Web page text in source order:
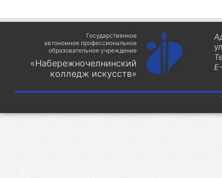
Государственное
автономное профессиональное
образовательное учреждение
«Набережночелнинский
колледж искусств»